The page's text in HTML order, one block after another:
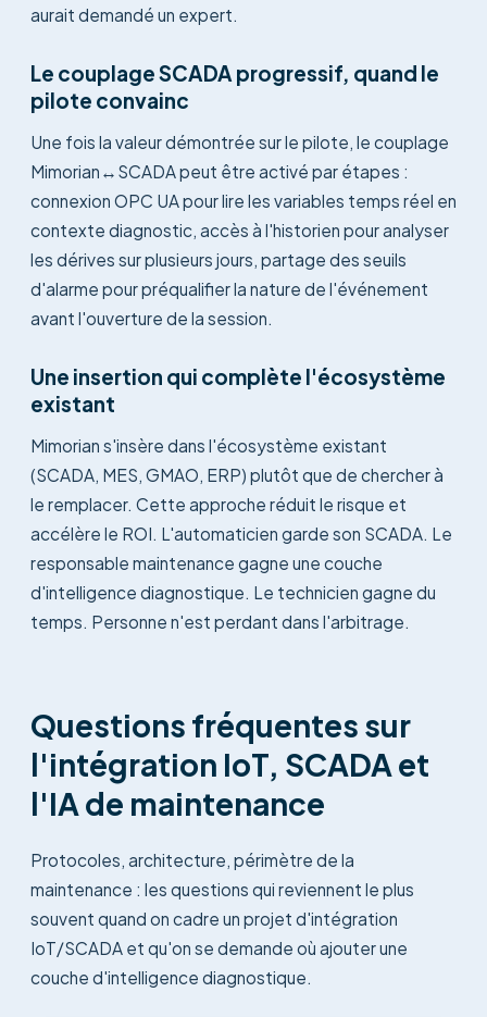
aurait demandé un expert.
Le couplage SCADA progressif, quand le
pilote convainc
Une fois la valeur démontrée sur le pilote, le couplage
Mimorian↔SCADA peut être activé par étapes :
connexion OPC UA pour lire les variables temps réel en
contexte diagnostic, accès à l'historien pour analyser
les dérives sur plusieurs jours, partage des seuils
d'alarme pour préqualifier la nature de l'événement
avant l'ouverture de la session.
Une insertion qui complète l'écosystème
existant
Mimorian s'insère dans l'écosystème existant
(SCADA, MES, GMAO, ERP) plutôt que de chercher à
le remplacer. Cette approche réduit le risque et
accélère le ROI. L'automaticien garde son SCADA. Le
responsable maintenance gagne une couche
d'intelligence diagnostique. Le technicien gagne du
temps. Personne n'est perdant dans l'arbitrage.
Questions fréquentes sur
l'intégration IoT, SCADA et
l'IA de maintenance
Protocoles, architecture, périmètre de la
maintenance : les questions qui reviennent le plus
souvent quand on cadre un projet d'intégration
IoT/SCADA et qu'on se demande où ajouter une
couche d'intelligence diagnostique.